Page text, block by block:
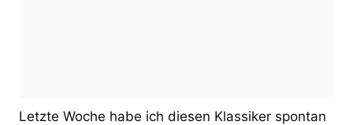
Letzte Woche habe ich diesen Klassiker spontan